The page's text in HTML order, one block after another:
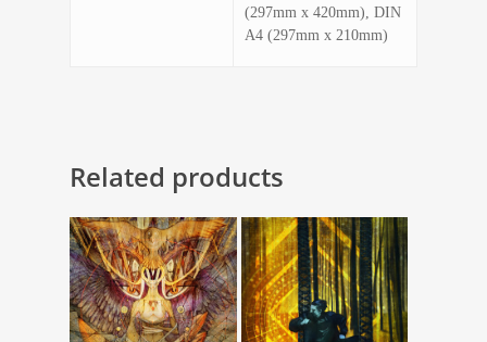
(297mm x 420mm), DIN
A4 (297mm x 210mm)
Related products